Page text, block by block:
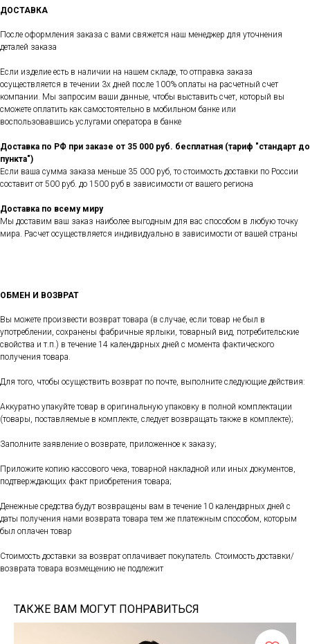
ДОСТАВКА
После оформления заказа с вами свяжется наш менеджер для уточнения
деталей заказа
Если изделие есть в наличии на нашем складе, то отправка заказа
осуществляется в течении 3х дней после 100% оплаты на расчетный счет
компании. Мы запросим ваши данные, чтобы выставить счет, который вы
сможете оплатить как самостоятельно в мобильном банке или
воспользовавшись услугами оператора в банке
Доставка по РФ при заказе от 35 000 руб. бесплатная (тариф "стандарт до
пункта")
Если ваша сумма заказа меньше 35 000 руб, то стоимость доставки по России
составит от 500 руб. до 1500 руб в зависимости от вашего региона
Доставка по всему миру
Мы доставим ваш заказ наиболее выгодным для вас способом в любую точку
мира. Расчет осуществляется индивидуально в зависимости от вашей страны
ОБМЕН И ВОЗВРАТ
Вы можете произвести возврат товара (в случае, если товар не был в
употреблении, сохранены фабричные ярлыки, товарный вид, потребительские
свойства и т.п.) в течение 14 календарных дней с момента фактического
получения товара.
Для того, чтобы осуществить возврат по почте, выполните следующие действия:
Аккуратно упакуйте товар в оригинальную упаковку в полной комплектации
(товары, поставляемые в комплекте, следует возвращать также в комплекте);
Заполните заявление о возврате, приложенное к заказу;
Приложите копию кассового чека, товарной накладной или иных документов,
подтверждающих факт приобретения товара;
Денежные средства будут возвращены вам в течение 10 календарных дней с
даты получения нами возврата товара тем же платежным способом, которым
был оплачен товар
Стоимость доставки за возврат оплачивает покупатель. Стоимость доставки/
возврата товара возмещению не подлежит
ТАКЖЕ ВАМ МОГУТ ПОНРАВИТЬСЯ